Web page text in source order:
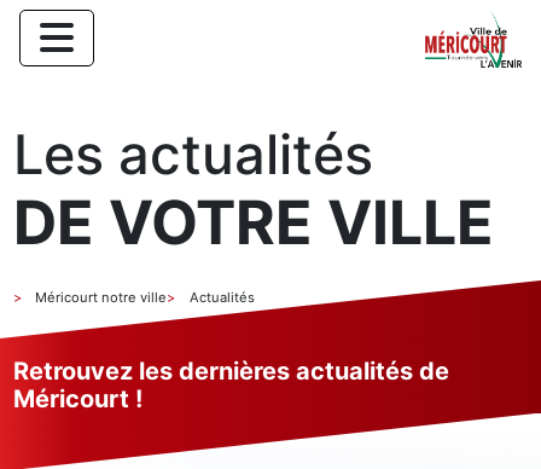
Les actualités
DE VOTRE VILLE
Méricourt notre ville Actualités
Retrouvez les dernières actualités de
Méricourt !